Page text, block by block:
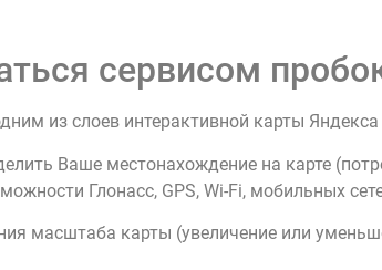
сервисом
из слоев интерактивной карты
Ваше местонахождение на карте
Глонасс, GPS, Wi-Fi, мобильных
масштаба карты (увеличение или